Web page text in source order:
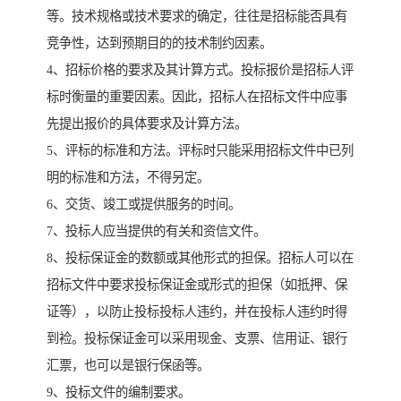
等。技术规格或技术要求的确定，往往是招标能否具有
竞争性，达到预期目的的技术制约因素。
4、招标价格的要求及其计算方式。投标报价是招标人评
标时衡量的重要因素。因此，招标人在招标文件中应事
先提出报价的具体要求及计算方法。
5、评标的标准和方法。评标时只能采用招标文件中已列
明的标准和方法，不得另定。
6、交货、竣工或提供服务的时间。
7、投标人应当提供的有关和资信文件。
8、投标保证金的数额或其他形式的担保。招标人可以在
招标文件中要求投标保证金或形式的担保（如抵押、保
证等），以防止投标投标人违约，并在投标人违约时得
到裣。投标保证金可以采用现金、支票、信用证、银行
汇票，也可以是银行保函等。
9、投标文件的编制要求。